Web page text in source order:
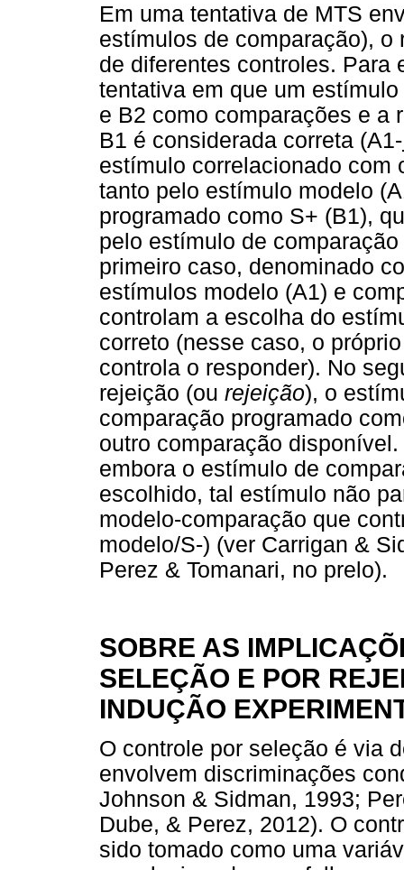
Em uma tentativa de MTS
estímulos de comparação), o
de diferentes controles. Para
tentativa em que um
e B2 como comparações e a
B1 é considerada correta (A1-
estímulo correlacionado com
tanto pelo estímulo modelo
programado como S+ (B1),
pelo estímulo de
primeiro caso, denominado
estímulos modelo (A1) e
controlam a escolha do
correto (nesse caso, o
controla o responder). No
rejeição (ou rejeição), o
comparação programado
outro comparação
embora o estímulo de
escolhido, tal estímulo não
modelo-comparação que
modelo/S-) (ver Carrigan &
Perez & Tomanari, no prelo).
SOBRE AS
SELEÇÃO E POR
INDUÇÃO
O controle por seleção é via
envolvem discriminações
Johnson & Sidman, 1993;
Dube, & Perez, 2012). O
sido tomado como uma